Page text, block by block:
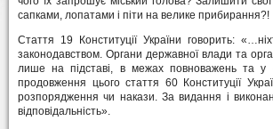
сапками, лопатами і піти на велике прибирання?!
Стаття 19 Конституції України говорить:
законодавством. Органи державної влади та
лише на підставі, в межах повноважень та у
продовження цього стаття 60 Конституції
розпорядження чи накази. За видання і
відповідальність».